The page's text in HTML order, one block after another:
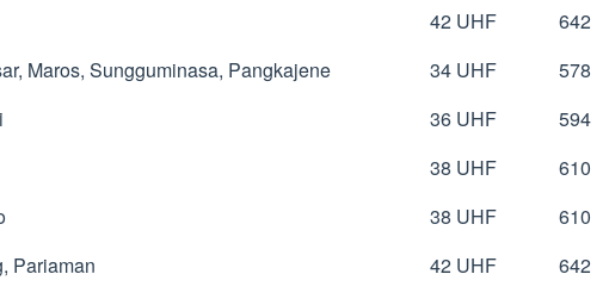
42 UHF
642
Maros, Sungguminasa, Pangkajene
34 UHF
578
36 UHF
594
38 UHF
610
38 UHF
610
Pariaman
42 UHF
642